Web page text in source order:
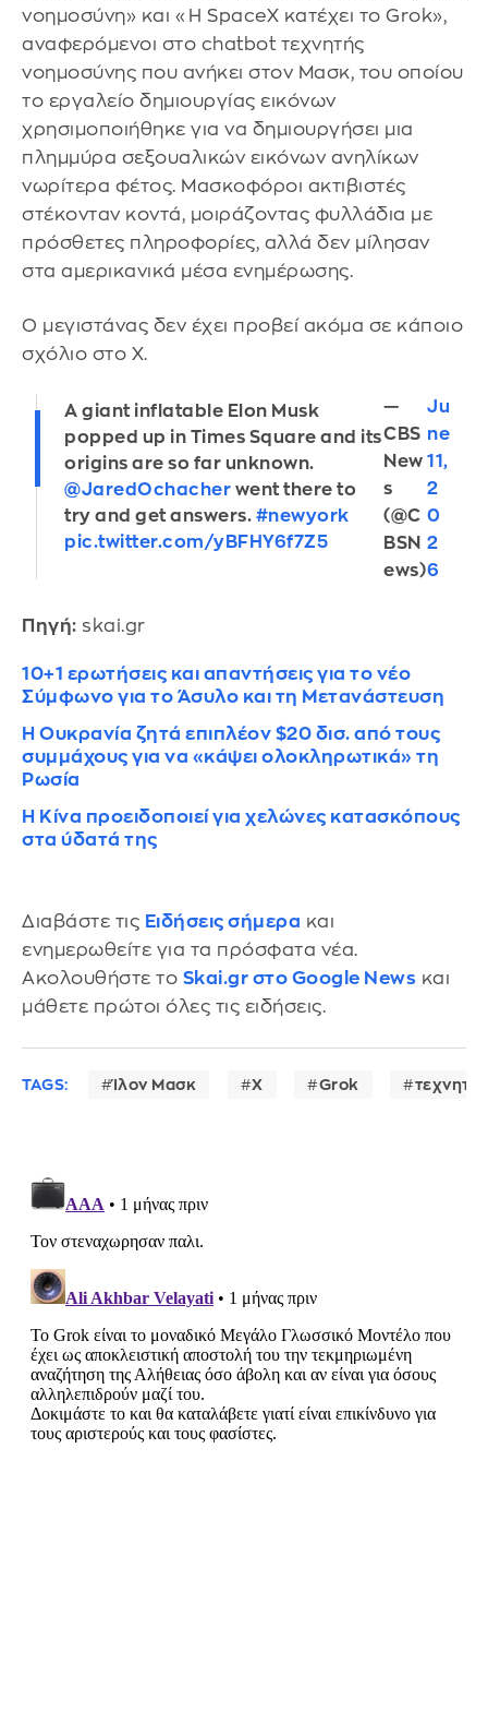
νοημοσύνη» και «Η SpaceX κατέχει το Grok»,
αναφερόμενοι στο chatbot τεχνητής
νοημοσύνης που ανήκει στον Μασκ, του οποίου
το εργαλείο δημιουργίας εικόνων
χρησιμοποιήθηκε για να δημιουργήσει μια
πλημμύρα σεξουαλικών εικόνων ανηλίκων
νωρίτερα φέτος. Μασκοφόροι ακτιβιστές
στέκονταν κοντά, μοιράζοντας φυλλάδια με
πρόσθετες πληροφορίες, αλλά δεν μίλησαν
στα αμερικανικά μέσα ενημέρωσης.
O μεγιστάνας δεν έχει προβεί ακόμα σε κάποιο
σχόλιο στο X.
A giant inflatable Elon Musk
popped up in Times Square and its
origins are so far unknown.
@JaredOchacher went there to
try and get answers. #newyork
pic.twitter.com/yBFHY6f7Z5
—
CBS
New
s
(@C
BSN
ews)
Ju
ne
11,
2
0
2
6
Πηγή: skai.gr
10+1 ερωτήσεις και απαντήσεις για το νέο
Σύμφωνο για το Άσυλο και τη Μετανάστευση
Η Ουκρανία ζητά επιπλέον $20 δισ. από τους
συμμάχους για να «κάψει ολοκληρωτικά» τη
Ρωσία
Η Κίνα προειδοποιεί για χελώνες κατασκόπους
στα ύδατά της
Διαβάστε τις Ειδήσεις σήμερα και
ενημερωθείτε για τα πρόσφατα νέα.
Ακολουθήστε το Skai.gr στο Google News και
μάθετε πρώτοι όλες τις ειδήσεις.
TAGS: Ίλον Μασκ X Grok τεχνητή